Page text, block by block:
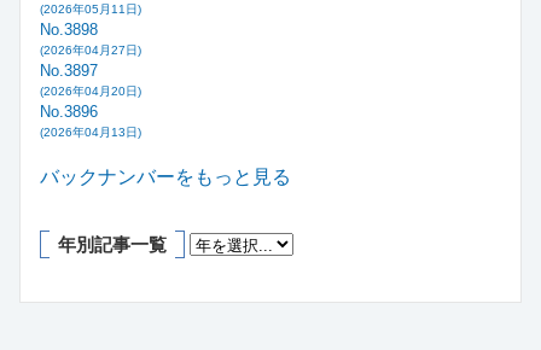
(2026年05月11日)
No.3898
(2026年04月27日)
No.3897
(2026年04月20日)
No.3896
(2026年04月13日)
バックナンバーをもっと見る
年別記事一覧